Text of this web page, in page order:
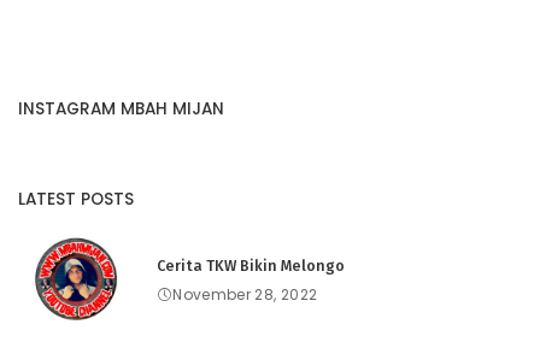
INSTAGRAM MBAH MIJAN
LATEST POSTS
Cerita TKW Bikin Melongo
November 28, 2022